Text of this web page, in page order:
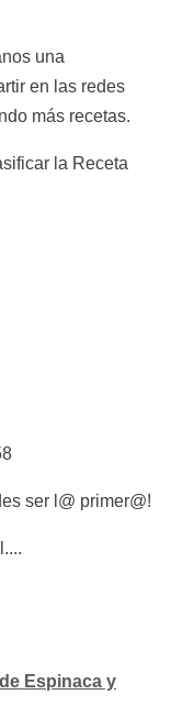
una
en las redes
más recetas.
la Receta
ser l@ primer@!
Espinaca y